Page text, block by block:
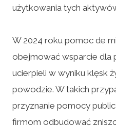
użytkowania tych
W 2024 roku pomoc de
obejmować wsparcie dla
ucierpieli w wyniku klęsk
powodzie. W takich
przyznanie pomocy
firmom odbudować